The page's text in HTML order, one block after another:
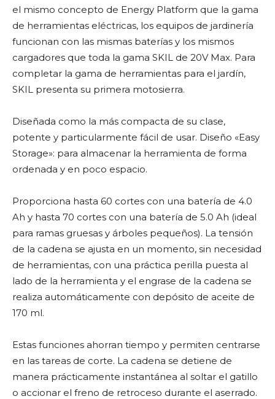
el mismo concepto de Energy Platform que la gama
de herramientas eléctricas, los equipos de jardinería
funcionan con las mismas baterías y los mismos
cargadores que toda la gama SKIL de 20V Max. Para
completar la gama de herramientas para el jardín,
SKIL presenta su primera motosierra.
Diseñada como la más compacta de su clase,
potente y particularmente fácil de usar. Diseño «Easy
Storage»: para almacenar la herramienta de forma
ordenada y en poco espacio.
Proporciona hasta 60 cortes con una batería de 4.0
Ah y hasta 70 cortes con una batería de 5.0 Ah (ideal
para ramas gruesas y árboles pequeños). La tensión
de la cadena se ajusta en un momento, sin necesidad
de herramientas, con una práctica perilla puesta al
lado de la herramienta y el engrase de la cadena se
realiza automáticamente con depósito de aceite de
170 ml.
Estas funciones ahorran tiempo y permiten centrarse
en las tareas de corte. La cadena se detiene de
manera prácticamente instantánea al soltar el gatillo
o accionar el freno de retroceso durante el aserrado.